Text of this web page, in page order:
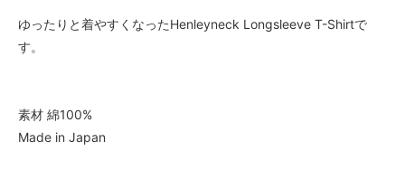
ゆったりと着やすくなったHenleyneck Longsleeve T-Shirtで
す。
素材 綿100%
Made in Japan